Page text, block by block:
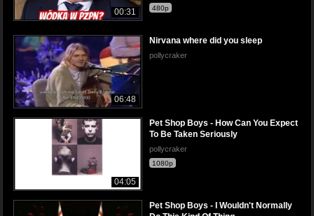
00:31 480p
06:48
Nirvana where did you sleep
pollycraker
04:05
Pet Shop Boys - How Can You Expect
To Be Taken Seriously
pollycraker
1080p
Pet Shop Boys - I Wouldn't Normally